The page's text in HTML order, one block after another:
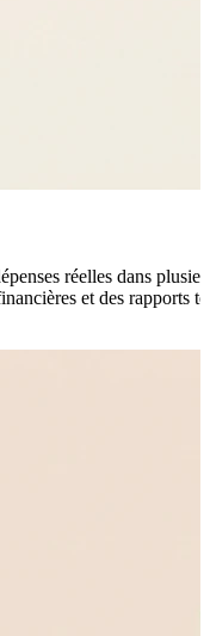
réelles dans
et des rapports